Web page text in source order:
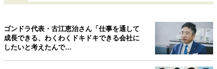
ゴンドラ代表・古江恵治さん「仕事を通して
成長できる、わくわくドキドキできる会社に
したいと考えたんで…